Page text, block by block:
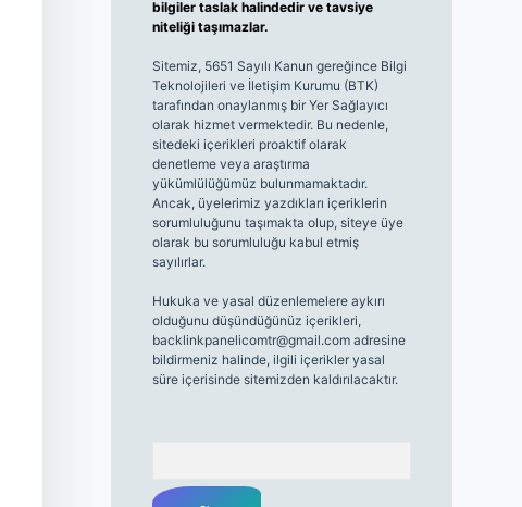
bilgiler taslak halindedir ve tavsiye
niteliği taşımazlar.
Sitemiz, 5651 Sayılı Kanun gereğince Bilgi
Teknolojileri ve İletişim Kurumu (BTK)
tarafından onaylanmış bir Yer Sağlayıcı
olarak hizmet vermektedir. Bu nedenle,
sitedeki içerikleri proaktif olarak
denetleme veya araştırma
yükümlülüğümüz bulunmamaktadır.
Ancak, üyelerimiz yazdıkları içeriklerin
sorumluluğunu taşımakta olup, siteye üye
olarak bu sorumluluğu kabul etmiş
sayılırlar.
Hukuka ve yasal düzenlemelere aykırı
olduğunu düşündüğünüz içerikleri,
backlinkpanelicomtr@gmail.comadresine
bildirmeniz halinde, ilgili içerikler yasal
süre içerisinde sitemizden kaldırılacaktır.